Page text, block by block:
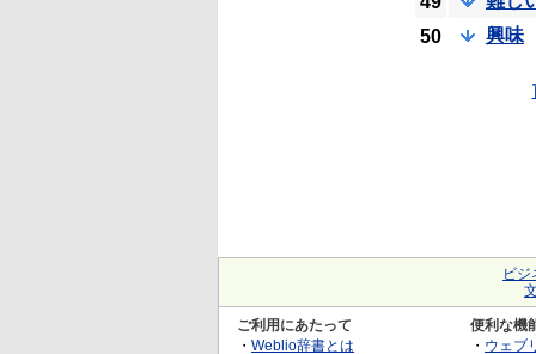
50
興味
ビジ
ご利用にあたって
・ Weblio辞書とは
便利な機
・ ウェブ